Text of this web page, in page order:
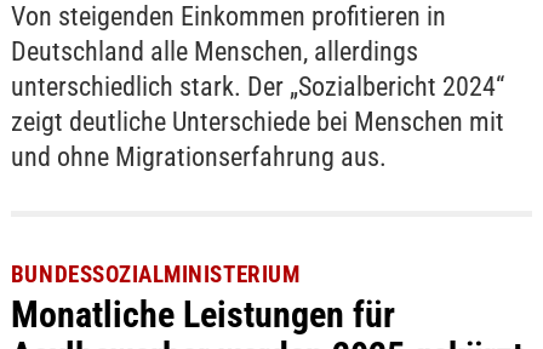
Von steigenden Einkommen profitieren in
Deutschland alle Menschen, allerdings
unterschiedlich stark. Der „Sozialbericht 2024“
zeigt deutliche Unterschiede bei Menschen mit
und ohne Migrationserfahrung aus.
BUNDESSOZIALMINISTERIUM
Monatliche Leistungen für